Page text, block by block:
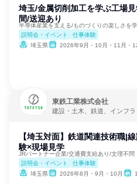
埼玉/金属切削加工を学ぶ工場
間/送迎あり
半導体産業を支える/ものづくりの楽しさを
説明会・イベント
仕事体験
埼玉県
2026年9月・10月・11月・
東鉄工業株式会社
建設・土木、鉄道、インフ
【埼玉対面】鉄道関連技術職|
験×現場見学
JRパートナー企業/交通費支給あり/文理不問
説明会・イベント
仕事体験
埼玉県
2026年8月・9月・10月